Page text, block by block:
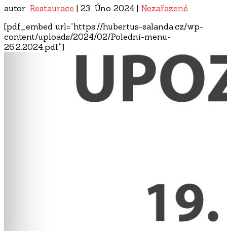
autor: Restaurace | 23. Úno 2024 | Nezařazené
[pdf_embed url=“https://hubertus-salanda.cz/wp-
content/uploads/2024/02/Poledni-menu-
26.2.2024.pdf“]